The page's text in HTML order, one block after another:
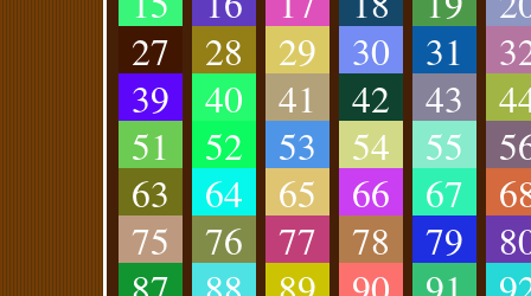
27
28 29 30 31
39
40 41 42 43
51
52 53 54 55
63
64 65 66 67
75
76 77 78 79